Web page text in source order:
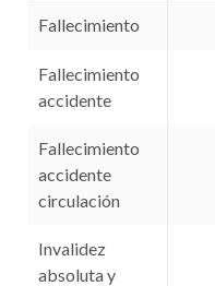
Fallecimiento
Fallecimiento
accidente
Fallecimiento
accidente
circulación
Invalidez
absoluta y